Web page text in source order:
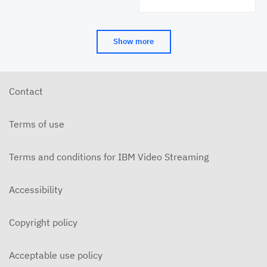
APRIL 18, 2021
Jari Halonen
Show more
Contact
Terms of use
Terms and conditions for IBM Video Streaming
Accessibility
Copyright policy
Acceptable use policy